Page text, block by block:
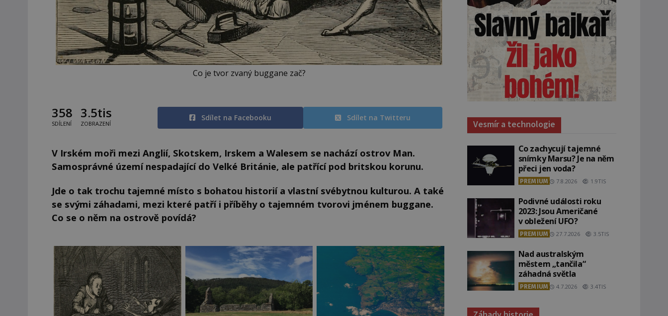
Co je tvor zvaný buggane zač?
358
SDÍLENÍ
3.5tis
ZOBRAZENÍ
Sdílet na Facebooku Sdílet na Twitteru
V Irském moři mezi Anglií, Skotskem, Irskem a Walesem se nachází ostrov Man.
Samosprávné území nespadající do Velké Británie, ale patřící pod britskou korunu.
Jde o tak trochu tajemné místo s bohatou historií a vlastní svébytnou kulturou. A také
se svými záhadami, mezi které patří i příběhy o tajemném tvorovi jménem buggane.
Co se o něm na ostrově povídá?
Vesmír a technologie
Co zachycují tajemné
snímky Marsu? Je na něm
přeci jen voda?
PREMIUM 7.8.2026 1.9TIS
Podivné události roku
2023: Jsou Američané
v obležení UFO?
PREMIUM 27.7.2026 3.5TIS
Nad australským
městem „tančila“
záhadná světla
PREMIUM 4.7.2026 3.4TIS